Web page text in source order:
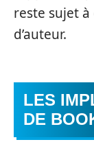
reste sujet
d’auteur.
LES
DE